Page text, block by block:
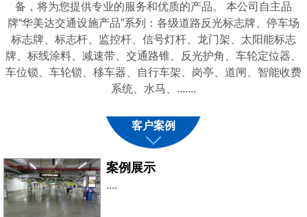
备，将为您提供专业的服务和优质的产品。 本公司自主品
牌“华美达交通设施产品”系列：各级道路反光标志牌、停车场
标志牌、标志杆、监控杆、信号灯杆、龙门架、太阳能标志
牌、标线涂料、减速带、交通路锥、反光护角、车轮定位器、
车位锁、车轮锁、移车器、自行车架、岗亭、道闸、智能收费
系统、水马、.......
客户案例
案例展示
....